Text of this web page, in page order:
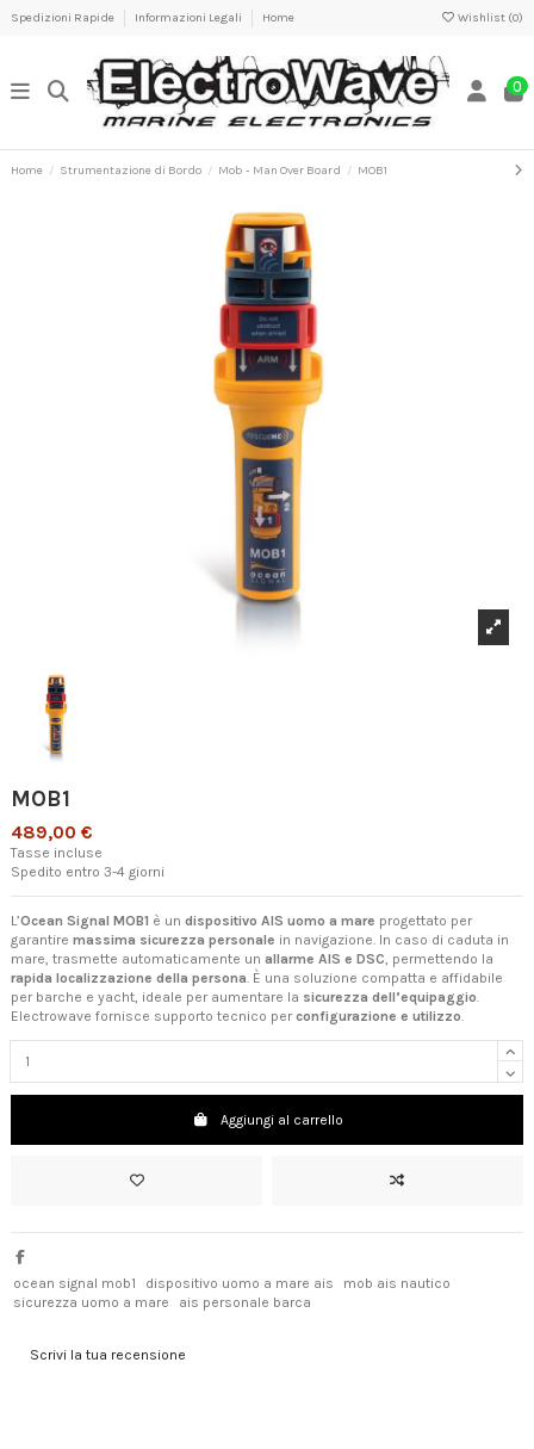
Spedizioni Rapide Informazioni Legali Home Wishlist (0)
0
Home Strumentazione di Bordo Mob - Man Over Board MOB1
MOB1
489,00 €
Tasse incluse
Spedito entro 3-4 giorni
L’Ocean Signal MOB1 è un dispositivo AIS uomo a mare progettato per
garantire massima sicurezza personale in navigazione. In caso di caduta in
mare, trasmette automaticamente un allarme AIS e DSC, permettendo la
rapida localizzazione della persona. È una soluzione compatta e affidabile
per barche e yacht, ideale per aumentare la sicurezza dell’equipaggio.
Electrowave fornisce supporto tecnico per configurazione e utilizzo.
Aggiungi al carrello
ocean signal mob1 dispositivo uomo a mare ais
mob ais nautico
sicurezza uomo a mare
ais personale barca
Scrivi la tua recensione